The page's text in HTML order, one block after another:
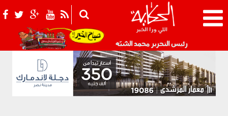
رئيس التحرير محمد الشبّه 021_2.png